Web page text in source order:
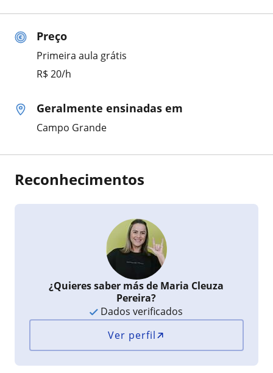
Preço
Primeira aula grátis
R$ 20/h
Geralmente ensinadas em
Campo Grande
Reconhecimentos
¿Quieres saber más de Maria Cleuza
Pereira?
Dados verificados
Ver perfil